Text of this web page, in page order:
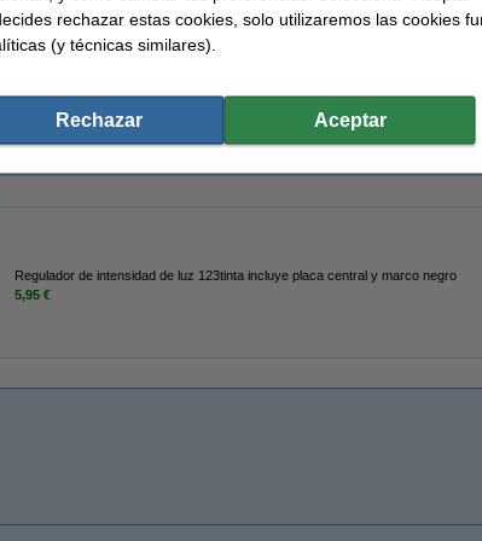
Pack: 6x Osram bombilla LED R7S regulable de 9,5 W (75 W)
76,50 €
Regulador de intensidad de luz 123tinta incluye placa central y marco negro
5,95 €
rechazar estas cookies, solo utilizaremos las cookies
(y técnicas similares).
Rechazar Aceptar